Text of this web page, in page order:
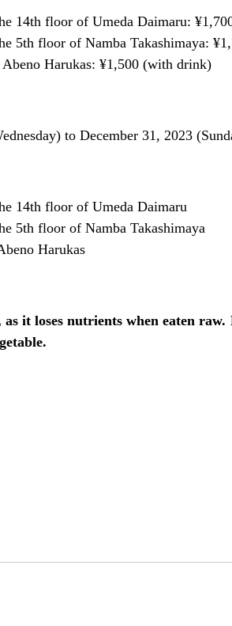
14th floor of Umeda Daimaru:
5th floor of Namba Takashimaya:
Harukas: ¥1,500 (with drink)
to December 31, 2023
14th floor of Umeda Daimaru
5th floor of Namba Takashimaya
Harukas
as it loses nutrients when eaten